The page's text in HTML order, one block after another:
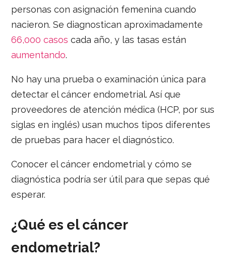
personas con asignación femenina cuando
nacieron. Se diagnostican aproximadamente
66,000 casos cada año, y las tasas están
aumentando.
No hay una prueba o examinación única para
detectar el cáncer endometrial. Así que
proveedores de atención médica (HCP, por sus
siglas en inglés) usan muchos tipos diferentes
de pruebas para hacer el diagnóstico.
Conocer el cáncer endometrial y cómo se
diagnóstica podría ser útil para que sepas qué
esperar.
¿Qué es el cáncer
endometrial?